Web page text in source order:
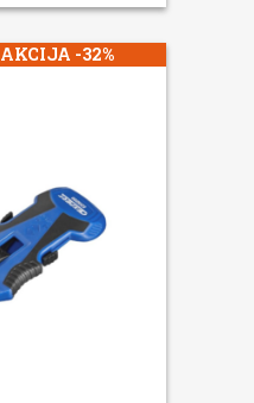
AKCIJA -32%